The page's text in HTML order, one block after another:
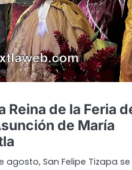
Reina de la Feria
de María
agosto, San Felipe Tizapa se